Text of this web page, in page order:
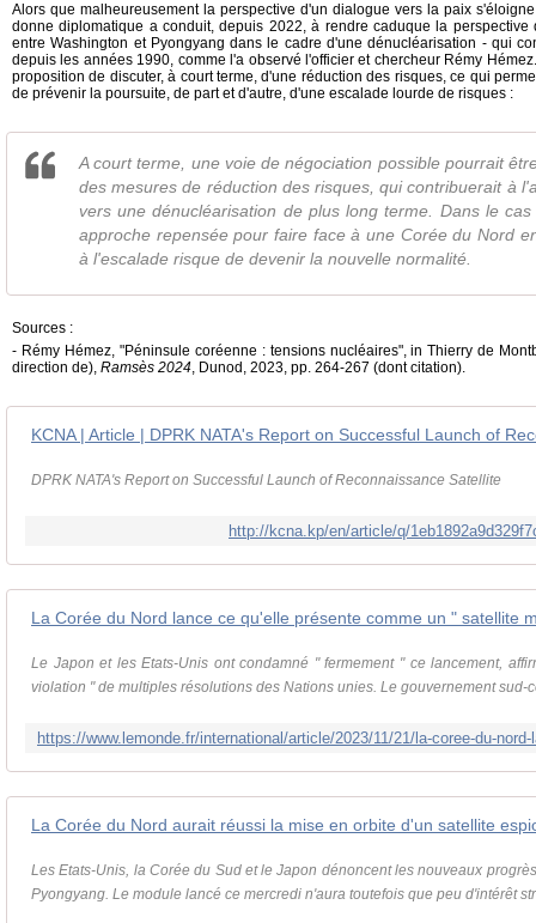
Alors que malheureusement la perspective d'un dialogue vers la paix
donne diplomatique a conduit, depuis 2022, à rendre caduque la perspective
entre Washington et Pyongyang dans le cadre d'une dénucléarisation - qui
depuis les années 1990, comme l'a observé l'officier et chercheur Rémy
proposition de discuter, à court terme, d'une réduction des risques, ce qui
de prévenir la poursuite, de part et d'autre, d'une escalade lourde de risques :
A court terme, une voie de négociation possible pourrait
des mesures de réduction des risques, qui contribuerait à
vers une dénucléarisation de plus long terme. Dans le
approche repensée pour faire face à une Corée du Nord
à l'escalade risque de devenir la nouvelle normalité.
Sources :
- Rémy Hémez, "Péninsule coréenne : tensions nucléaires", in Thierry de
direction de), Ramsès 2024, Dunod, 2023, pp. 264-267 (dont citation).
KCNA | Article | DPRK NATA's Report on Successful Launch of
DPRK NATA's Report on Successful Launch of Reconnaissance Satellite
http://kcna.kp/en/article/q/
Le Japon et les Etats-Unis ont condamné " fermement " ce lancement,
violation " de multiples résolutions des Nations unies. Le gouvernement sud-
La Corée du Nord aurait réussi la mise en orbite d'un satellite
Les Etats-Unis, la Corée du Sud et le Japon dénoncent les nouveaux
Pyongyang. Le module lancé ce mercredi n'aura toutefois que peu d'intérêt